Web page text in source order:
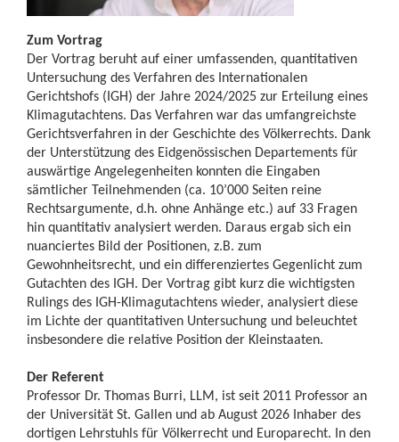
Zum Vortrag
Der Vortrag beruht auf einer umfassenden, quantitativen
Untersuchung des Verfahren des Internationalen
Gerichtshofs (IGH) der Jahre 2024/2025 zur Erteilung eines
Klimagutachtens. Das Verfahren war das umfangreichste
Gerichtsverfahren in der Geschichte des Völkerrechts. Dank
der Unterstützung des Eidgenössischen Departements für
auswärtige Angelegenheiten konnten die Eingaben
sämtlicher Teilnehmenden (ca. 10’000 Seiten reine
Rechtsargumente, d.h. ohne Anhänge etc.) auf 33 Fragen
hin quantitativ analysiert werden. Daraus ergab sich ein
nuanciertes Bild der Positionen, z.B. zum
Gewohnheitsrecht, und ein differenziertes Gegenlicht zum
Gutachten des IGH. Der Vortrag gibt kurz die wichtigsten
Rulings des IGH-Klimagutachtens wieder, analysiert diese
im Lichte der quantitativen Untersuchung und beleuchtet
insbesondere die relative Position der Kleinstaaten.
Der Referent
Professor Dr. Thomas Burri, LLM, ist seit 2011 Professor an
der Universität St. Gallen und ab August 2026 Inhaber des
dortigen Lehrstuhls für Völkerrecht und Europarecht. In den